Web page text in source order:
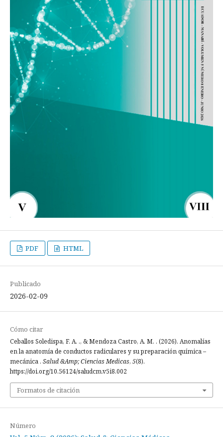
PDF HTML
Publicado
2026-02-09
Cómo citar
Ceballos Soledispa, F. A. ., & Mendoza Castro, A. M. . (2026). Anomalías
en la anatomía de conductos radiculares y su preparación química –
mecánica . Salud &Amp; Ciencias Medicas, 5(8).
https://doi.org/10.56124/saludcm.v5i8.002
Formatos de citación
Número